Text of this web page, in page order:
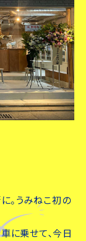
。うみねこ初の
に乗せて、今日